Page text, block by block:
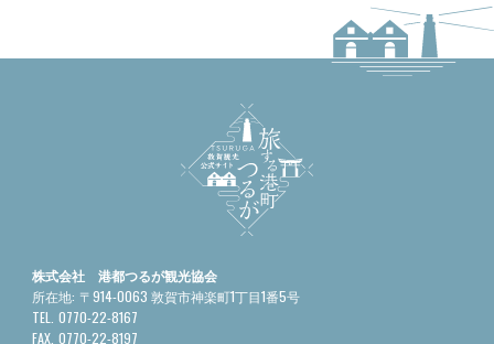
株式会社 港都つるが観光協会
所在地: 〒914-0063 敦賀市神楽町1丁目1番5号
TEL. 0770-22-8167
FAX. 0770-22-8197